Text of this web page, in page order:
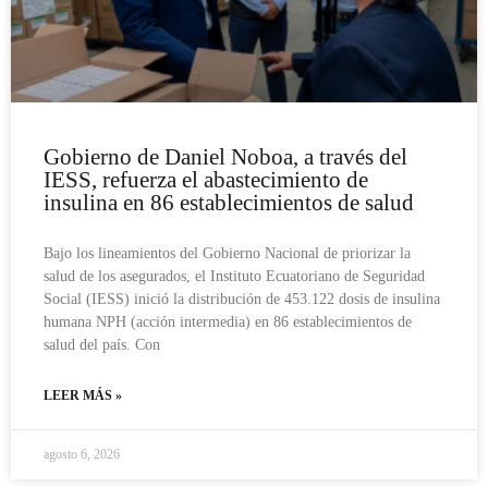
Gobierno de Daniel Noboa, a través del
IESS, refuerza el abastecimiento de
insulina en 86 establecimientos de salud
Bajo los lineamientos del Gobierno Nacional de priorizar la
salud de los asegurados, el Instituto Ecuatoriano de Seguridad
Social (IESS) inició la distribución de 453.122 dosis de insulina
humana NPH (acción intermedia) en 86 establecimientos de
salud del país. Con
LEER MÁS »
agosto 6, 2026